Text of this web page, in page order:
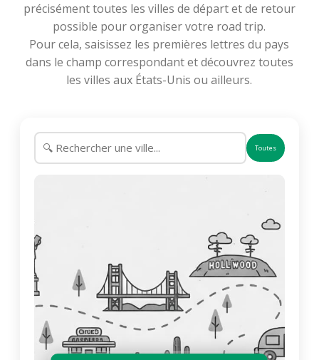
précisément toutes les villes de départ et de retour
possible pour organiser votre road trip.
Pour cela, saisissez les premières lettres du pays
dans le champ correspondant et découvrez toutes
les villes aux États-Unis ou ailleurs.
Toutes